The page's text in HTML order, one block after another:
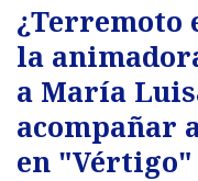
¿Terremoto
la
a María
acompañar
en "Vértigo"